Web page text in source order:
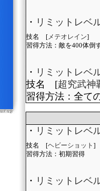
・ リミットレベ
技名 [メテオレイン]
習得方法：敵を400体倒
・ リミットレベ
技名 [超究武神
習得方法：全て
・ リミットレベ
技名 [ヘビーショット ]
習得方法：初期習得
・ リミットレベ